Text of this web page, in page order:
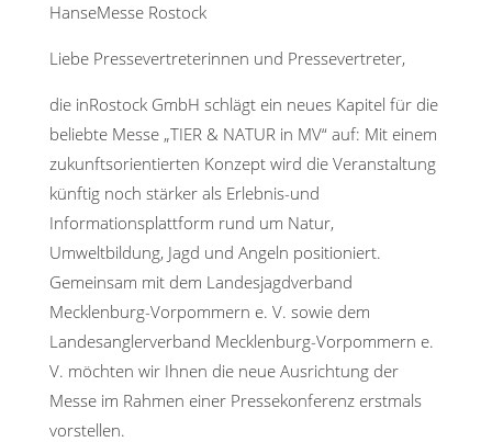
HanseMesse Rostock
Liebe Pressevertreterinnen und Pressevertreter,
die inRostock GmbH schlägt ein neues Kapitel für die
beliebte Messe „TIER & NATUR in MV“ auf: Mit einem
zukunftsorientierten Konzept wird die Veranstaltung
künftig noch stärker als Erlebnis-und
Informationsplattform rund um Natur,
Umweltbildung, Jagd und Angeln positioniert.
Gemeinsam mit dem Landesjagdverband
Mecklenburg-Vorpommern e. V. sowie dem
Landesanglerverband Mecklenburg-Vorpommern e.
V. möchten wir Ihnen die neue Ausrichtung der
Messe im Rahmen einer Pressekonferenz erstmals
vorstellen.